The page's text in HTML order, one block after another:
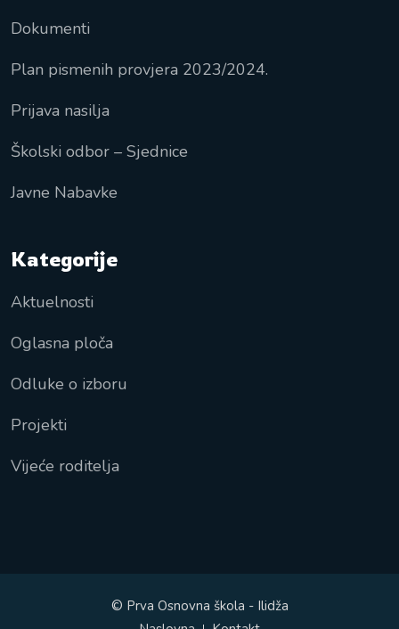
Dokumenti
Plan pismenih provjera 2023/2024.
Prijava nasilja
Školski odbor – Sjednice
Javne Nabavke
Kategorije
Aktuelnosti
Oglasna ploča
Odluke o izboru
Projekti
Vijeće roditelja
© Prva Osnovna škola - Ilidža